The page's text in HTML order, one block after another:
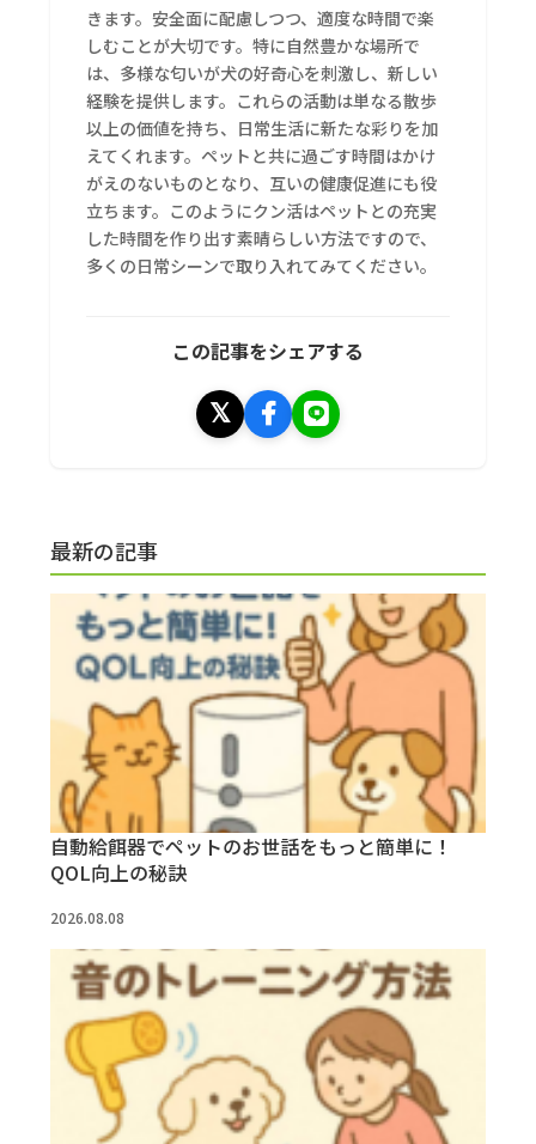
きます。安全面に配慮しつつ、適度な時間で楽
しむことが大切です。特に自然豊かな場所で
は、多様な匂いが犬の好奇心を刺激し、新しい
経験を提供します。これらの活動は単なる散歩
以上の価値を持ち、日常生活に新たな彩りを加
えてくれます。ペットと共に過ごす時間はかけ
がえのないものとなり、互いの健康促進にも役
立ちます。このようにクン活はペットとの充実
した時間を作り出す素晴らしい方法ですので、
多くの日常シーンで取り入れてみてください。
この記事をシェアする
最新の記事
自動給餌器でペットのお世話をもっと簡単に！
QOL向上の秘訣
2026.08.08